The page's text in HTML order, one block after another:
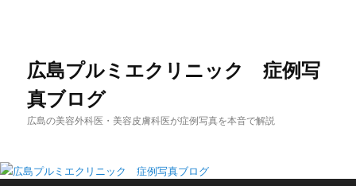
移
動
動
広島プルミエクリニック 症例写
真ブログ
広島の美容外科医・美容皮膚科医が症例写真を本音で解説